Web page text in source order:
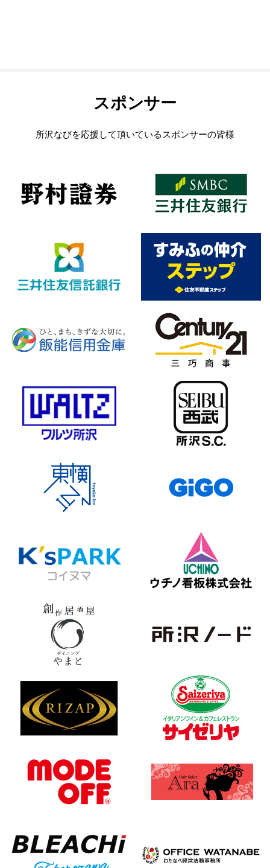
スポンサー
所沢なびを応援して頂いているスポンサーの皆様